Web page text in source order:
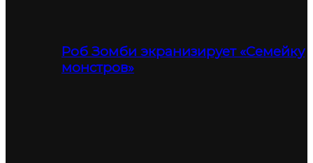
Роб Зомби экранизирует «Семейку
монстров»